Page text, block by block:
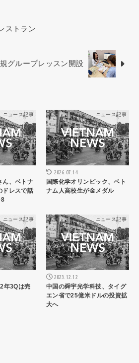
ストラン
グループレッスン開設
ニュース記事
ん、ベトナ
ドレスで話
ニュース記事
2026.07.14
国際化学オリンピック、ベト
ナム人高校生が金メダル
ニュース記事
年3Qは売
ニュース記事
2023.12.12
中国の舜宇光学科技、タイグ
エン省で25億米ドルの投資拡
大へ